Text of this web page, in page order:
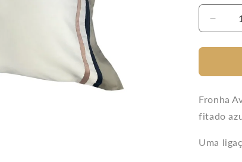
a
600
Fios
Fronha
fitado
Uma